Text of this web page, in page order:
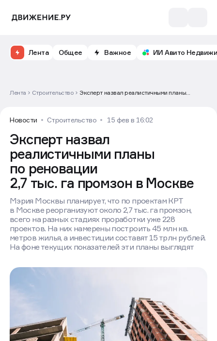
Лента Общее Важное ИИ Авито
Лента Строительство
Эксперт назвал реалистичными планы
Новости Строительство 15 фев в 16:02
Эксперт назвал
реалистичными планы
по реновации
2,7 тыс. га промзон в Москве
Мэрия Москвы планирует, что по проектам КРТ
в Москве реорганизуют около 2,7 тыс. га промзон,
всего на разных стадиях проработки уже 228
проектов. На них намерены построить 45 млн кв.
метров жилья, а инвестиции составят 15 трлн рублей.
На фоне текущих показателей эти планы выглядят